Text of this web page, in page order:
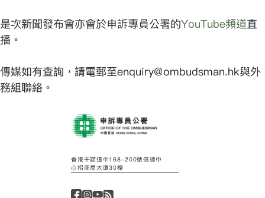
是次新聞發布會亦會於申訴專員公署的YouTube頻道直
播。
傳媒如有查詢，請電郵至enquiry@ombudsman.hk與外
務組聯絡。
香港干諾道中168-200號信德中
心招商局大廈30樓